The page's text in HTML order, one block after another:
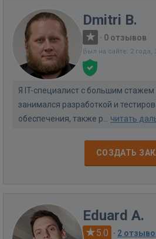
Dmitri B.
· 0 отзывов
Был на сайте: 2 года,
Я IT-специалист с большим стажем
занимался разработкой и
обеспечения, также р... читать
СОЗДАТЬ
Eduard A.
5.0 · 2